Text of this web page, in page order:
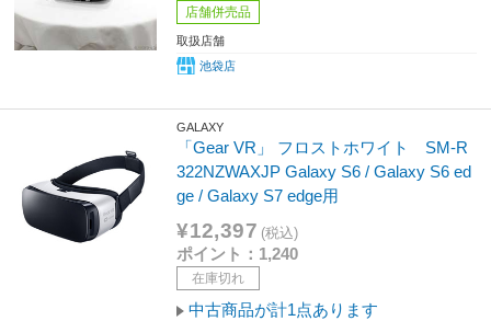
店舗併売品
取扱店舗
池袋店
GALAXY
「Gear VR」 フロストホワイト SM-R
322NZWAXJP Galaxy S6 / Galaxy S6 ed
ge / Galaxy S7 edge用
¥12,397 (税込)
ポイント：1,240
在庫切れ
中古商品が計1点あります